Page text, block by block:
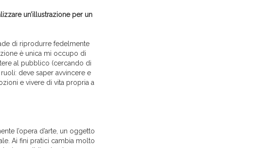
un’illustrazione per un
di riprodurre fedelmente
è unica mi occupo di
al pubblico (cercando di
deve saper avvincere e
e vivere di vita propria a
l’opera d’arte, un oggetto
Ai fini pratici cambia molto